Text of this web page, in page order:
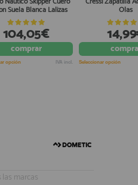
Suela Blanca Lalizas
104,05€
comprar
opción IVA incl.
Olas
Seleccionar opción
marcas